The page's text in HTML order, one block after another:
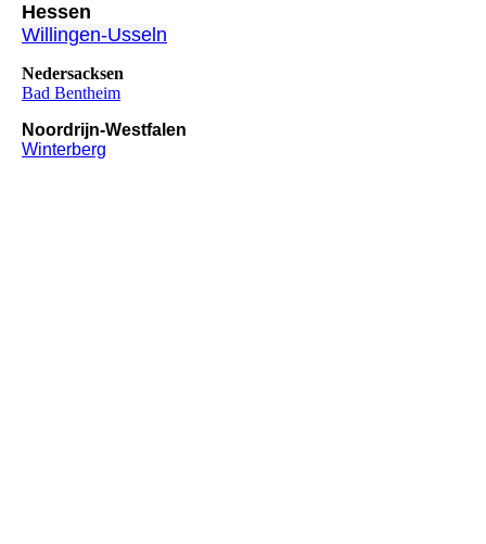
Hessen
Willingen-Usseln
Nedersacksen
Bad Bentheim
Noordrijn-Westfalen
Winterberg